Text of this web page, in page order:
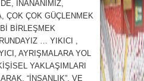
İNANANIMIZ,
ÇOK ÇOK GÜÇLENMEK
BİRLEŞMEK
… YIKICI ,
AYRIŞMALARA YOL
YAKLAŞIMLARI
“İNSANLIK”, VE